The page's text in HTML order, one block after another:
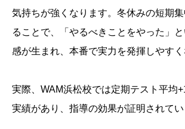
気持ちが強くなります。冬休みの短期
ることで、「やるべきことをやった」
感が生まれ、本番で実力を発揮しやすく
実際、WAM浜松校では定期テスト平均
実績があり、指導の効果が証明されてい